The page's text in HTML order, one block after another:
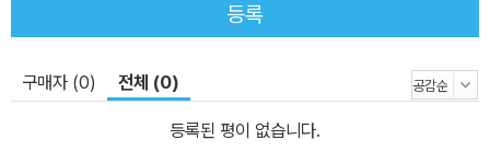
등록
구매자 (0) 전체 (0)
등록된 평이 없습니다.